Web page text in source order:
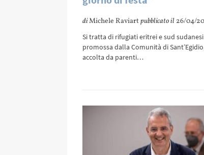
diMichele Raviartpubblicato il 26/04/
Si tratta di rifugiati eritrei e sud
promossa dalla Comunità di
accolta da parenti…